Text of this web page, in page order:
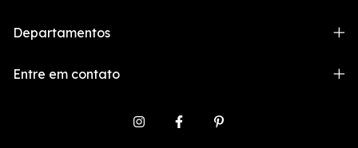
Departamentos
Entre em contato